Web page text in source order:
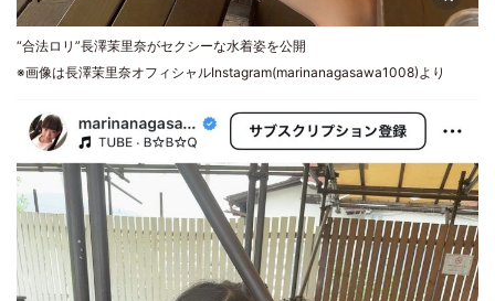
“合法ロリ”長澤茉里奈がセクシーな水着姿を公開
※画像は長澤茉里奈オフィシャルInstagram(marinanagasawa1008)より